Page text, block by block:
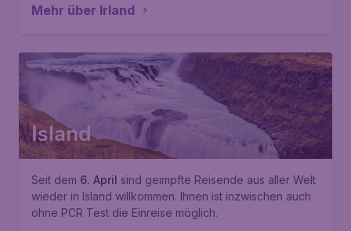
Mehr über Irland
Island
Seit dem 6. April sind geimpfte Reisende aus aller Welt
wieder in Island willkommen. Ihnen ist inzwischen auch
ohne PCR Test die Einreise möglich.